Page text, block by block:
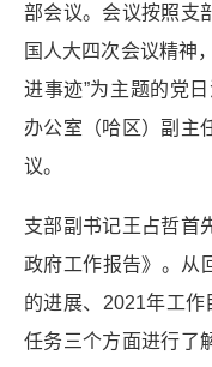
部会议。会议按照支
国人大四次会议精神
进事迹”为主题的党
办公室（哈区）副主
议。
支部副书记王占哲首
政府工作报告》。从
的进展、2021年工作
任务三个方面进行了